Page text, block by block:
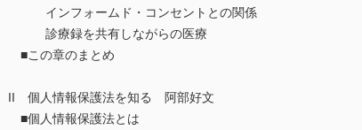
インフォームド・コンセントとの関係
診療録を共有しながらの医療
■この章のまとめ
II 個人情報保護法を知る 阿部好文
■個人情報保護法とは